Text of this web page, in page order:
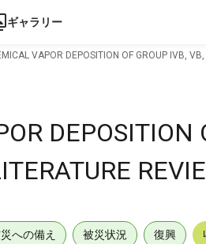
ギャラリー
VAPOR DEPOSITION OF GROUP IVB,
DEPOSITION
への備え 被災状況 復興